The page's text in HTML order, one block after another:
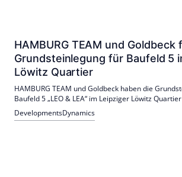
HAMBURG TEAM und Goldbeck
Grundsteinlegung für Baufeld 5
Löwitz Quartier
HAMBURG TEAM und Goldbeck haben die
Baufeld 5 „LEO & LEA“ im Leipziger Löwitz
sind 179 Wohnungen und eine Tiefgarage; 70
öffentlich gefördert. Rohbau bis Januar 2027,
DevelopmentsDynamics